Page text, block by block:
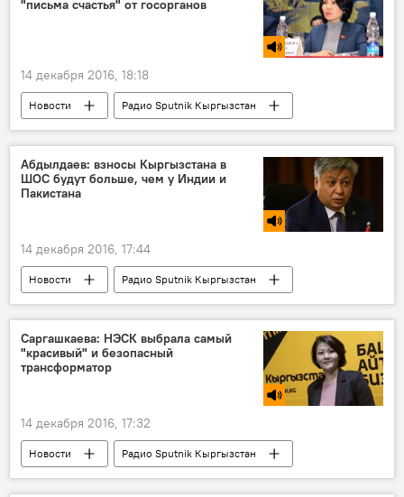
"письма счастья" от госорганов
14 декабря 2016, 18:18
Новости
Радио Sputnik Кыргызстан
Эльвира Сурабалдиева
Госэкотехинспекция
Кыргызстан
Абдылдаев: взносы Кыргызстана в
ШОС будут больше, чем у Индии и
Пакистана
14 декабря 2016, 17:44
Новости
Радио Sputnik Кыргызстан
экономика
Индия
Пакистан
Эрлан Абдылдаев
ШОС
Кыргызстан
Саргашкаева: НЭСК выбрала самый
"красивый" и безопасный
трансформатор
14 декабря 2016, 17:32
Новости
Радио Sputnik Кыргызстан
Эльзада Саргашкаева
ОАО "НЭСК"